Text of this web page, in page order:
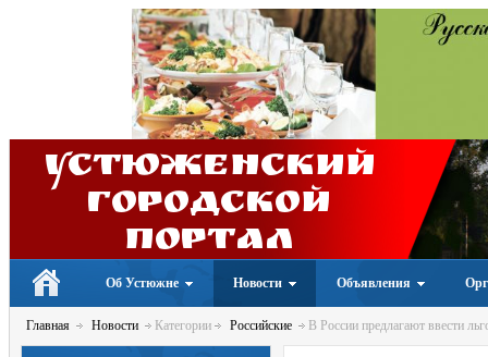
Устюженский
Городской
портал
Об Устюжне Новости Объявления
Главная Новости Категории Российские В России предлагают ввести